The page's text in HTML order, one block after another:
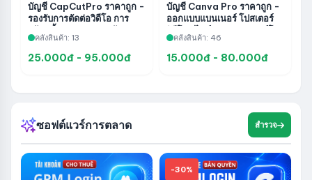
บัญชี CapCutPro ราคาถูก -
รองรับการตัดต่อวิดีโอ การ
เนื้อหาระดับมืออาชีพ
คลังสินค้า: 13
25.000đ - 95.000đ
บัญชี Canva Pro ราคาถูก -
ออกแบบแบนเนอร์ โปสเตอร์
เชียลอย่างมืออาชีพ
คลังสินค้า: 46
15.000đ - 80.000đ
ซอฟต์แวร์การตลาด สำรวจ
-30%